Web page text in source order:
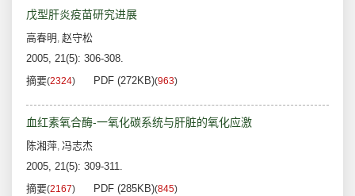
戊型肝炎疫苗研究进展
高春明 , 赵守松
2005, 21(5): 306-308.
摘要(2324) PDF (272KB)(963)
血红素氧合酶-一氧化碳系统与肝脏的氧化应激
陈湘萍, 冯志杰
2005, 21(5): 309-311.
摘要(2167) PDF (285KB)(845)